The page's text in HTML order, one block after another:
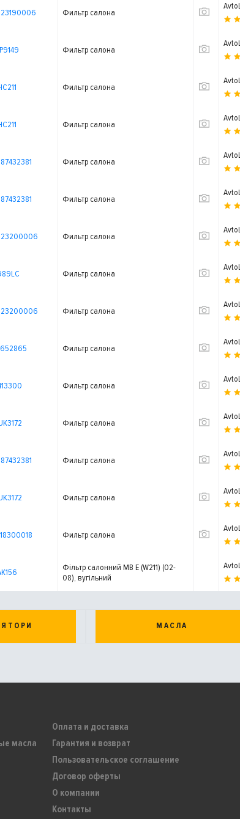
Фильтр салона
Фильтр салона
Фильтр салона
Фильтр салона
Фильтр салона
Фильтр салона
Фильтр салона
Фильтр салона
Фильтр салона
Фильтр салона
Фильтр салона
Фильтр салона
Фильтр салона
Фильтр салона
Фильтр салона
Фільтр салонний MB E (W211) (02-
08), вугільний
МАСЛА
масла
Оплата и доставка
Гарантия и возврат
Пользовательское соглашение
Договор оферты
О компании
Контакты